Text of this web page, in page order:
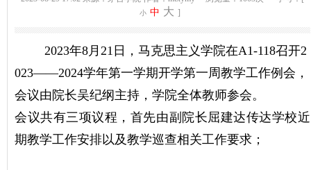
小 中 大 ]
2023年8月21日，马克思主义学院在A1-118召开2
023——2024学年第一学期开学第一周教学工作例会，
会议由院长吴纪纲主持，学院全体教师参会。
会议共有三项议程，首先由副院长屈建达传达学校近
期教学工作安排以及教学巡查相关工作要求；